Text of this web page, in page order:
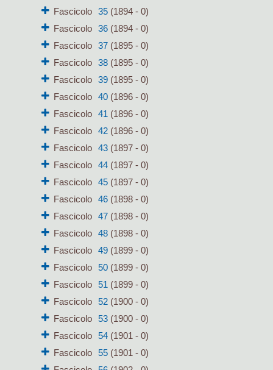
Fascicolo
35(1894 - 0)
Fascicolo
36(1894 - 0)
Fascicolo
37(1895 - 0)
Fascicolo
38(1895 - 0)
Fascicolo
39(1895 - 0)
Fascicolo
40(1896 - 0)
Fascicolo
41 (1896 - 0)
Fascicolo
42(1896 - 0)
Fascicolo
43(1897 - 0)
Fascicolo
44(1897 - 0)
Fascicolo
45(1897 - 0)
Fascicolo
46(1898 - 0)
Fascicolo
47(1898 - 0)
Fascicolo
48(1898 - 0)
Fascicolo
49(1899 - 0)
Fascicolo
50(1899 - 0)
Fascicolo
51 (1899 - 0)
Fascicolo
52(1900 - 0)
Fascicolo
53(1900 - 0)
Fascicolo
54(1901 - 0)
Fascicolo
55(1901 - 0)